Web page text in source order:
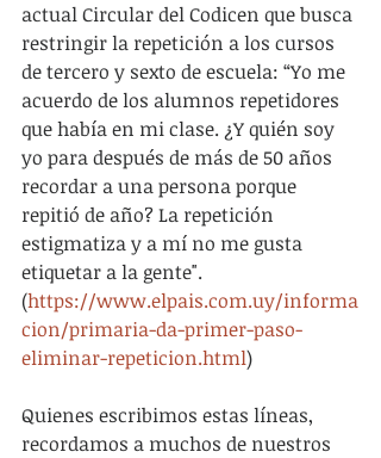
actual Circular del Codicen que busca
restringir la repetición a los cursos
de tercero y sexto de escuela: “Yo me
acuerdo de los alumnos repetidores
que había en mi clase. ¿Y quién soy
yo para después de más de 50 años
recordar a una persona porque
repitió de año? La repetición
estigmatiza y a mí no me gusta
etiquetar a la gente".
(https://www.elpais.com.uy/informa
cion/primaria-da-primer-paso-
eliminar-repeticion.html)
Quienes escribimos estas líneas,
recordamos a muchos de nuestros